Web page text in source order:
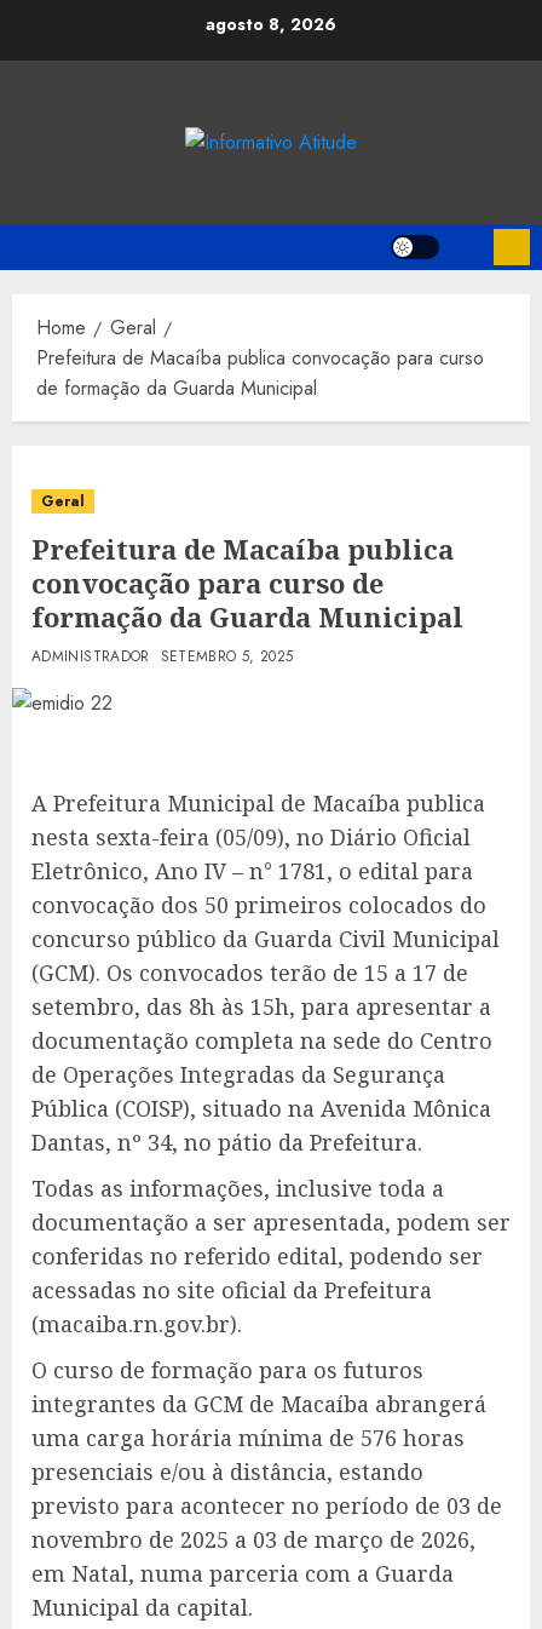
agosto 8, 2026
Home
Geral
Prefeitura de Macaíba publica convocação para curso
de formação da Guarda Municipal
Geral
Prefeitura de Macaíba publica
convocação para curso de
formação da Guarda Municipal
ADMINISTRADOR SETEMBRO 5, 2025
A Prefeitura Municipal de Macaíba publica
nesta sexta-feira (05/09), no Diário Oficial
Eletrônico, Ano IV – n° 1781, o edital para
convocação dos 50 primeiros colocados do
concurso público da Guarda Civil Municipal
(GCM). Os convocados terão de 15 a 17 de
setembro, das 8h às 15h, para apresentar a
documentação completa na sede do Centro
de Operações Integradas da Segurança
Pública (COISP), situado na Avenida Mônica
Dantas, nº 34, no pátio da Prefeitura.
Todas as informações, inclusive toda a
documentação a ser apresentada, podem ser
conferidas no referido edital, podendo ser
acessadas no site oficial da Prefeitura
(macaiba.rn.gov.br).
O curso de formação para os futuros
integrantes da GCM de Macaíba abrangerá
uma carga horária mínima de 576 horas
presenciais e/ou à distância, estando
previsto para acontecer no período de 03 de
novembro de 2025 a 03 de março de 2026,
em Natal, numa parceria com a Guarda
Municipal da capital.